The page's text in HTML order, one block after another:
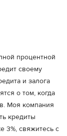
процентной
своему
и залога
о том, когда
Моя компания
кредиты
3%, свяжитесь с